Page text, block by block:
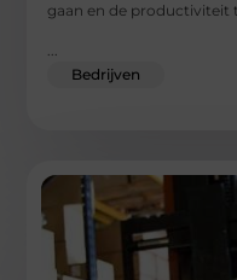
gaan en de productiviteit
Bedrijven